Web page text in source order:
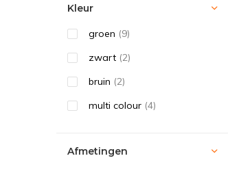
Kleur
groen (9)
zwart (2)
bruin (2)
multi colour (4)
Afmetingen